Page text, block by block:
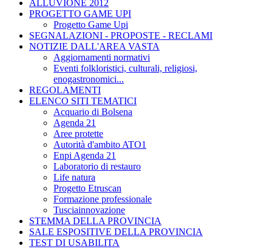
ALLUVIONE 2012
PROGETTO GAME UPI
Progetto Game Upi
SEGNALAZIONI - PROPOSTE - RECLAMI
NOTIZIE DALL'AREA VASTA
Aggiornamenti normativi
Eventi folkloristici, culturali, religiosi,
enogastronomici...
REGOLAMENTI
ELENCO SITI TEMATICI
Acquario di Bolsena
Agenda 21
Aree protette
Autorità d'ambito ATO1
Enpi Agenda 21
Laboratorio di restauro
Life natura
Progetto Etruscan
Formazione professionale
Tusciainnovazione
STEMMA DELLA PROVINCIA
SALE ESPOSITIVE DELLA PROVINCIA
TEST DI USABILITA